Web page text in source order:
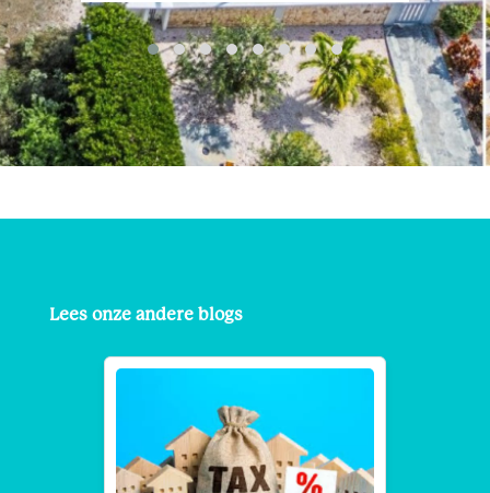
Lees onze andere blogs